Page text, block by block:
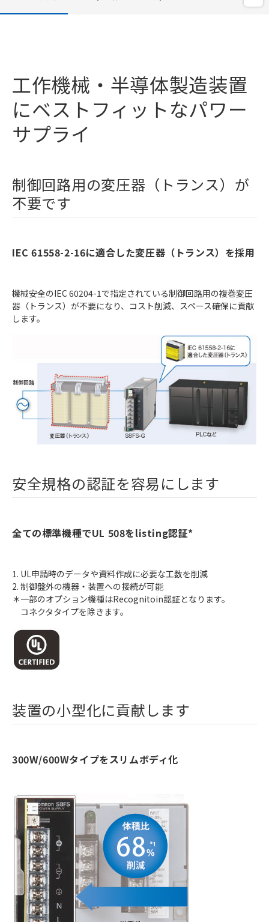
工作機械・半導体製造装置
にベストフィットなパワー
サプライ
制御回路用の変圧器（トランス）が
不要です
IEC 61558-2-16に適合した変圧器（トランス）を採用
機械安全のIEC 60204-1で指定されている制御回路用の複巻変圧
器（トランス）が不要になり、コスト削減、スペース確保に貢献
します。
安全規格の認証を容易にします
全ての標準機種でUL 508をlisting認証*
1. UL申請時のデータや資料作成に必要な工数を削減
2. 制御盤外の機器・装置への接続が可能
＊一部のオプション機種はRecognitoin認証となります。
コネクタタイプを除きます。
装置の小型化に貢献します
300W/600Wタイプをスリムボディ化